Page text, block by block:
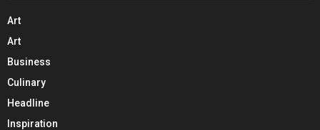
Art
Art
Business
Culinary
Headline
Inspiration